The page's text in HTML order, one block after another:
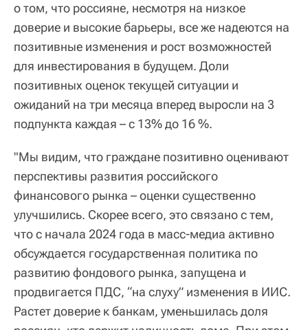
о том, что россияне, несмотря на низкое
доверие и высокие барьеры, все же надеются на
позитивные изменения и рост возможностей
для инвестирования в будущем. Доли
позитивных оценок текущей ситуации и
ожиданий на три месяца вперед выросли на 3
подпункта каждая – с 13% до 16 %.
"Мы видим, что граждане позитивно оценивают
перспективы развития российского
финансового рынка – оценки существенно
улучшились. Скорее всего, это связано с тем,
что с начала 2024 года в масс-медиа активно
обсуждается государственная политика по
развитию фондового рынка, запущена и
продвигается ПДС, “на слуху” изменения в ИИС.
Растет доверие к банкам, уменьшилась доля